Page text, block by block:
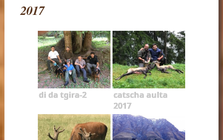
2017
di da tgira-2
catscha aulta
2017